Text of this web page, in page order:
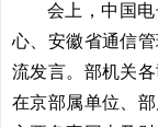
会上，中国
心、安徽省通信
流发言。部机关
在京部属单位、